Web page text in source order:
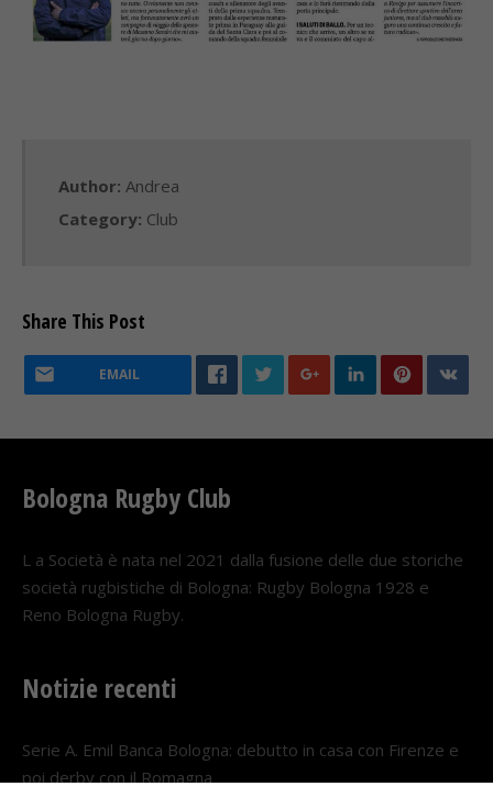
Author: Andrea
Category: Club
Share This Post
EMAIL
Bologna Rugby Club
L a Società è nata nel 2021 dalla fusione delle due storiche
società rugbistiche di Bologna: Rugby Bologna 1928 e
Reno Bologna Rugby.
Notizie recenti
Serie A. Emil Banca Bologna: debutto in casa con Firenze e
poi derby con il Romagna